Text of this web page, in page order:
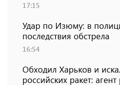
17:15
Удар по Изюму: в
последствия обстрела
16:54
Обходил Харьков и
российских ракет: